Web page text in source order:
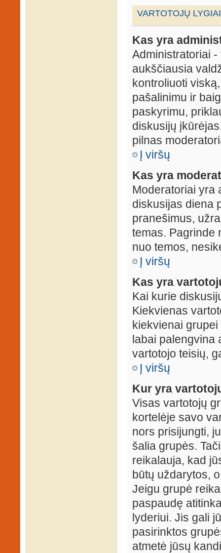
VARTOTOJŲ
Kas yra
Administratoriai
aukščiausia
kontroliuoti
pašalinimu ir
paskyrimu,
diskusijų
pilnas
Į viršų
Kas yra
Moderatoriai yra
diskusijas diena
pranešimus,
temas. Pagrinde
nuo temos,
Į viršų
Kas yra
Kai kurie
Kiekvienas
kiekvienai
labai palengvina
vartotojo teisių,
Į viršų
Kur yra
Visas vartotojų
kortelėje savo
nors prisijungti,
šalia grupės.
reikalauja, kad
būtų uždarytos,
Jeigu grupė
paspaudę
lyderiui. Jis gali
pasirinktos
atmetė jūsų